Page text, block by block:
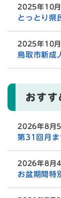
2025年10
とっとり県
2025年10
鳥取市新成
おすす
2026年8月
第31回月ま
2026年8月
お盆期間特